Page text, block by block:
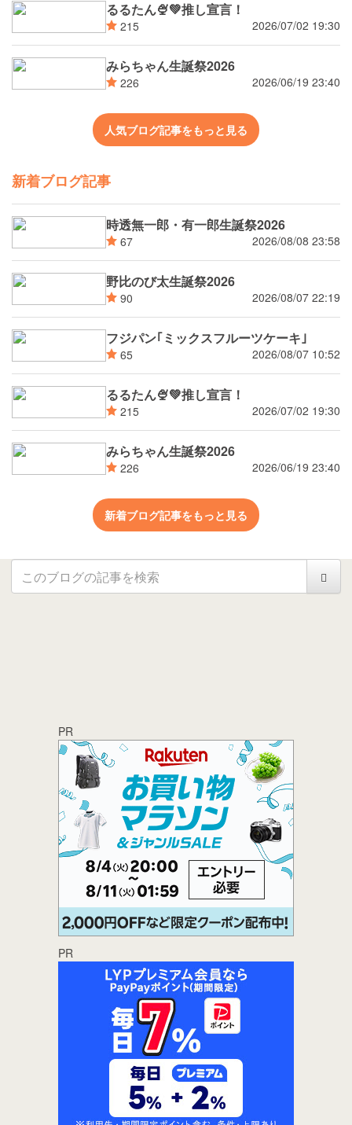
るるたん🍨‪💚推し宣言！
215 2026/07/02 19:30
みらちゃん生誕祭2026
226 2026/06/19 23:40
人気ブログ記事をもっと見る
新着ブログ記事
時透無一郎・有一郎生誕祭2026
67 2026/08/08 23:58
野比のび太生誕祭2026
90 2026/08/07 22:19
フジパン｢ミックスフルーツケーキ｣
65 2026/08/07 10:52
るるたん🍨‪💚推し宣言！
215 2026/07/02 19:30
みらちゃん生誕祭2026
226 2026/06/19 23:40
新着ブログ記事をもっと見る
PR
PR